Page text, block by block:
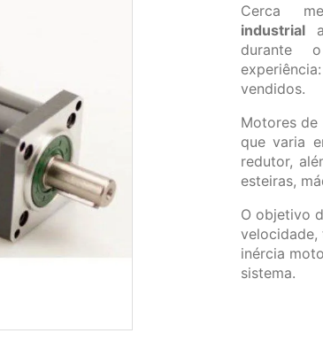
Cerca
industrial
durante
experiência:
vendidos.
Motores de
que varia
redutor,
esteiras,
O objetivo
velocidade,
inércia
sistema.